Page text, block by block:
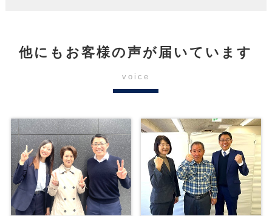
他にもお客様の声が届いています
voice